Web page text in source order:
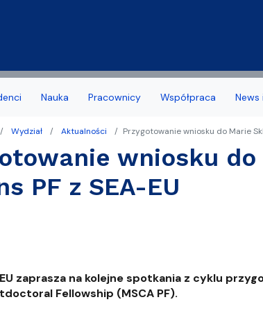
Causa
Kierunków
Deklaracja
1 roku
Biuro Karier
Jakość
Nauka
obrony, nagrody
Pracownicy Współpraca News
Wydział Aktualności Przygotowanie wniosku do Marie
wniosku
PF z SEA-EU
zaprasza na kolejne spotkania z cyklu
Fellowship (MSCA PF).